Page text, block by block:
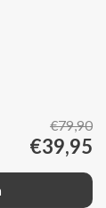
€79,90
€39,95